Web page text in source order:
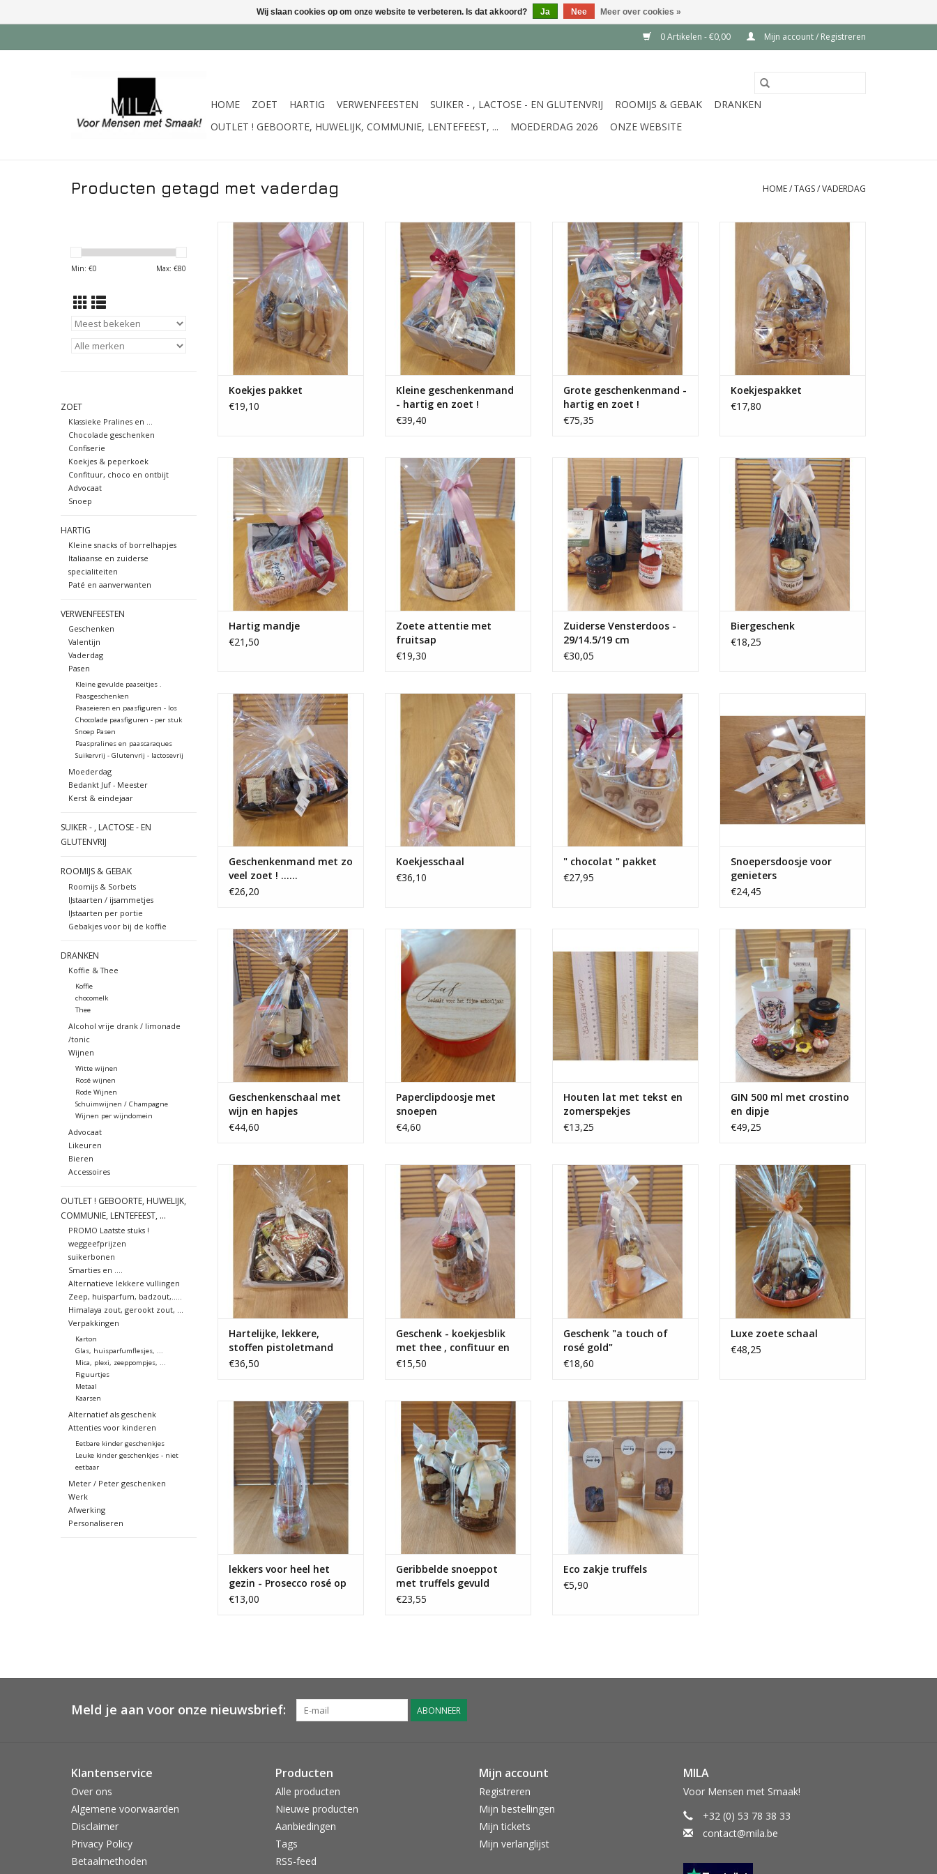
0 Artikelen - €0,00 Mijn account / Registreren
HOME ZOET HARTIG VERWENFEESTEN SUIKER - , LACTOSE - EN GLUTENVRIJ ROOMIJS & GEBAK
DRANKEN
OUTLET ! GEBOORTE, HUWELIJK, COMMUNIE, LENTEFEEST, ...
MOEDERDAG 2026 ONZE WEBSITE
Producten getagd met vaderdag HOME/TAGS/VADERDAG
Min: €0 Max: €80
ZOET
Klassieke Pralines en ...
Chocolade geschenken
Confiserie
Koekjes & peperkoek
Confituur, choco en ontbijt
Advocaat
Snoep
HARTIG
Kleine snacks of borrelhapjes
Italiaanse en zuiderse
specialiteiten
Paté en aanverwanten
VERWENFEESTEN
Geschenken
Valentijn
Vaderdag
Pasen
Kleine gevulde paaseitjes .
Paasgeschenken
Paaseieren en paasfiguren - los
Chocolade paasfiguren - per stuk
Snoep Pasen
Paaspralines en paascaraques
Suikervrij - Glutenvrij - lactosevrij
Moederdag
Bedankt Juf - Meester
Kerst & eindejaar
SUIKER - , LACTOSE - EN
GLUTENVRIJ
ROOMIJS & GEBAK
Roomijs & Sorbets
IJstaarten / ijsammetjes
IJstaarten per portie
Gebakjes voor bij de koffie
DRANKEN
Koffie & Thee
Koffie
chocomelk
Thee
Alcohol vrije drank / limonade
/tonic
Wijnen
Witte wijnen
Rosé wijnen
Rode Wijnen
Schuimwijnen / Champagne
Wijnen per wijndomein
Advocaat
Likeuren
Bieren
Accessoires
OUTLET ! GEBOORTE, HUWELIJK,
COMMUNIE, LENTEFEEST, ...
PROMO Laatste stuks !
weggeefprijzen
suikerbonen
Smarties en ....
Alternatieve lekkere vullingen
Zeep, huisparfum, badzout,.....
Himalaya zout, gerookt zout, ...
Verpakkingen
Karton
Glas, huisparfumflesjes, ...
Mica, plexi, zeeppompjes, ...
Figuurtjes
Metaal
Kaarsen
Alternatief als geschenk
Attenties voor kinderen
Eetbare kinder geschenkjes
Leuke kinder geschenkjes - niet
eetbaar
Meter / Peter geschenken
Werk
Afwerking
Personaliseren
Koekjes pakket
artisanale koekjes, advocaat De
Klok, crackers met chocolade
TOEVOEGEN AAN WINKELWAGEN
Koekjes pakket
€19,10
Kleine geschenkenmand - hartig
en zoet !
pasta, pastasaus, artisanale
koekjes, advocaat, confituur,
paté, honing, ...
TOEVOEGEN AAN WINKELWAGEN
Kleine geschenkenmand
- hartig en zoet !
€39,40
Grote geschenkenmand - hartig
en zoet !
pasta, pastasaus, artisanale
koekjes, advocaat, confituur,
paté, honing, ...
TOEVOEGEN AAN WINKELWAGEN
Grote geschenkenmand -
hartig en zoet !
€75,35
Koekjespakket
TOEVOEGEN AAN WINKELWAGEN
Koekjespakket
€17,80
Hartig mandje met ;
paté, pasta, saus, bread sticks ,
advocaat flesje, ..
TOEVOEGEN AAN WINKELWAGEN
Hartig mandje
€21,50
Zoete attentie in een leuk
kartonnen mandje met;
fruitsap Van Kempen 75 ml ,
artisanaal roos/ wit spek,
artisanale koekjes, crackers met
chcolade, ..
TOEVOEGEN AAN WINKELWAGEN
Zoete attentie met
fruitsap
€19,30
Zuiderse Vensterdoos -
29/14.5/19 cm met pastaa, rode
wijn uit Puglia, tapenade, ....
TOEVOEGEN AAN WINKELWAGEN
Zuiderse Vensterdoos -
29/14.5/19 cm
€30,05
Biergeschenk
TOEVOEGEN AAN WINKELWAGEN
Biergeschenk
€18,25
Geschenkenmand met zo veel
zoet ! ......koekjes, peperkoek,
confituur, nougat, ..
TOEVOEGEN AAN WINKELWAGEN
Geschenkenmand met zo
veel zoet ! ......
€26,20
Koekjesschaal gevuld met 7
soorten artisanale koekjes - 7 x
125 gr
TOEVOEGEN AAN WINKELWAGEN
Koekjesschaal
€36,10
" chocolat " pakket met bubbels ,
koekjes en pralines
TOEVOEGEN AAN WINKELWAGEN
" chocolat " pakket
€27,95
met koekjes, kerstchocolaatjes,
nougat, ...
Snoepersdoosje voor
genieters
€24,45
Geschenkenschaal met wijn en
hapjes , La Pruina rode wijn,
kaaskoekjes, bruschette, ..
TOEVOEGEN AAN WINKELWAGEN
Geschenkenschaal met
wijn en hapjes
€44,60
Paperclipdoosje met snoepen
Paperclipdoosje met
snoepen
€4,60
zomerspekjes
Houten lat met tekst en
zomerspekjes
€13,25
GIN 500 ml met crostino en dipje
TOEVOEGEN AAN WINKELWAGEN
GIN 500 ml met crostino
en dipje
€49,25
Hartelijke, lekkere, stoffen
pistoletmand met peperkoek,
stroop, advocaat , ...
Hartelijke, lekkere,
stoffen pistoletmand
€36,50
Geschenk - koekjesblik met thee ,
confituur en flake rotsjes
TOEVOEGEN AAN WINKELWAGEN
Geschenk - koekjesblik
met thee , confituur en
flake rotsjes
€15,50
Geschenk "a touch of rosé gold"
TOEVOEGEN AAN WINKELWAGEN
Geschenk "a touch of
rosé gold"
€18,60
Luxe zoete schaal met advocaat,
nougat, artisanale koekjes,
negerzoen,.....
TOEVOEGEN AAN WINKELWAGEN
Luxe zoete schaal
€48,25
lekkers voor mama en kids-
Prosecco rosé op snoeppot
TOEVOEGEN AAN WINKELWAGEN
lekkers voor heel het
gezin - Prosecco rosé op
snoeppot
€13,00
Geribbelde snoeppot , deksel in
kurk, met truffels gevuld
TOEVOEGEN AAN WINKELWAGEN
Geribbelde snoeppot
met truffels gevuld
€23,55
Eco zakje truffels , te verkrijgen in
melk , wit, fondant of assorti
truffels
TOEVOEGEN AAN WINKELWAGEN
Eco zakje truffels
€5,90
Meld je aan voor onze nieuwsbrief: ABONNEER
Klantenservice
Over ons
Algemene voorwaarden
Disclaimer
Privacy Policy
Betaalmethoden
Producten
Alle producten
Nieuwe producten
Aanbiedingen
Tags
RSS-feed
Mijn account
Registreren
Mijn bestellingen
Mijn tickets
Mijn verlanglijst
MILA
Voor Mensen met Smaak!
+32 (0) 53 78 38 33
contact@mila.be
Wij slaan cookies op om onze website te verbeteren. Is dat akkoord? Ja Nee Meer over cookies »